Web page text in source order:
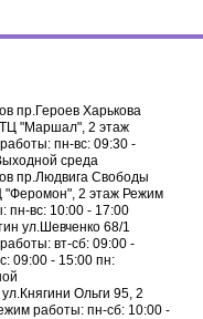
пр.Героев Харькова
"Маршал", 2 этаж
пн-вс: 09:30 -
среда
пр.Людвига Свободы
"Феромон", 2 этаж Режим
пн-вс: 10:00 - 17:00
ул.Шевченко 68/1
вт-сб: 09:00 -
09:00 - 15:00 пн:
ул.Княгини Ольги 95, 2
работы: пн-сб: 10:00 -